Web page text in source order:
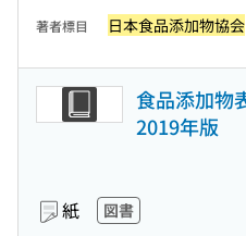
著者標目 日本食品添加物協会
食品添加物
2019年版
紙 図書